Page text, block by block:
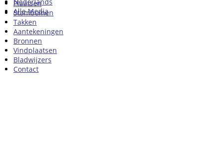
Alle Media
Plaatsen
Stambomen
Takken
Aantekeningen
Bronnen
Vindplaatsen
Bladwijzers
Contact